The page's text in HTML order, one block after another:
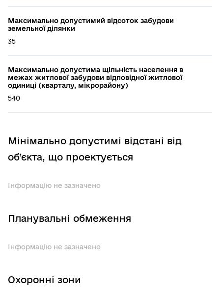
Максимально допустимий відсоток забудови
земельної ділянки
35
Максимально допустима щільність населення в
межах житлової забудови відповідної житлової
одиниці (кварталу, мікрорайону)
540
Мінімально допустимі відстані від
об’єкта, що проектується
Інформацію не зазначено
Планувальні обмеження
Інформацію не зазначено
Охоронні зони